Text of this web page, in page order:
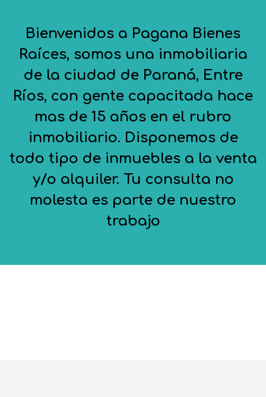
Bienvenidos a Pagana Bienes
Raíces, somos una inmobiliaria
de la ciudad de Paraná, Entre
Ríos, con gente capacitada hace
mas de 15 años en el rubro
inmobiliario. Disponemos de
todo tipo de inmuebles a la venta
y/o alquiler. Tu consulta no
molesta es parte de nuestro
trabajo